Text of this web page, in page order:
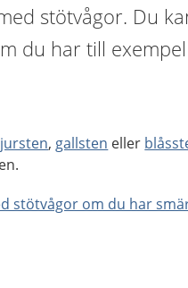
stötvågor. Du
du har till
, gallsten eller
stötvågor om du har